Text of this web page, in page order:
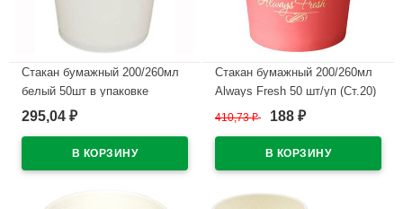
Стакан бумажный 200/260мл
белый 50шт в упаковке
В наличии
295,04 ₽
Стакан бумажный 200/260мл
Always Fresh 50 шт/уп (Ст.20)
В наличии
410,73₽ 188 ₽